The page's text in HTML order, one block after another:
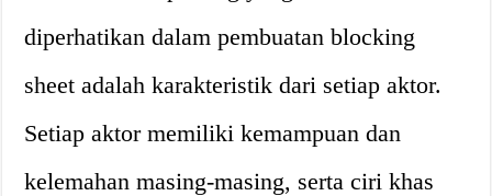
diperhatikan dalam pembuatan blocking
sheet adalah karakteristik dari setiap aktor.
Setiap aktor memiliki kemampuan dan
kelemahan masing-masing, serta ciri khas